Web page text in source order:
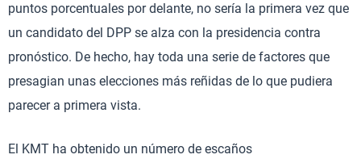
puntos porcentuales por delante, no sería la primera vez que
un candidato del DPP se alza con la presidencia contra
pronóstico. De hecho, hay toda una serie de factores que
presagian unas elecciones más reñidas de lo que pudiera
parecer a primera vista.
El KMT ha obtenido un número de escaños